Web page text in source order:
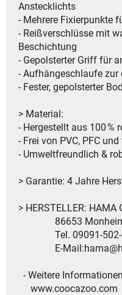
Anstecklichts
- Mehrere Fixierpunkte
- Reißverschlüsse mit
Beschichtung
- Gepolsterter Griff für
- Aufhängeschlaufe
- Fester, gepolsterter
> Material:
- Hergestellt aus 100 %
- Frei von PVC, PFC
- Umweltfreundlich &
> Garantie: 4 Jahre
> HERSTELLER: HAMA
86653 Monheim
Tel. 09091-502-
E-
- Weitere
www.coocazoo.com